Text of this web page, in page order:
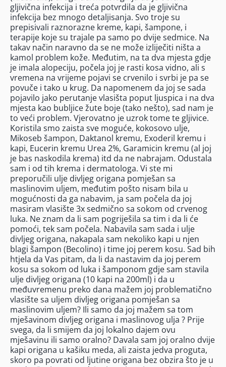
gljivična infekcija i treća potvrdila da je gljivična
infekcija bez mnogo detaljisanja. Svo troje su
prepisivali raznorazne kreme, kapi, šampone, i
terapije koje su trajale pa samo po dvije sedmice. Na
takav način naravno da se ne može izliječiti ništa a
kamol problem kože. Međutim, na ta dva mjesta gdje
je imala alopeciju, počela joj je rasti kosa vidno, ali s
vremena na vrijeme pojavi se crvenilo i svrbi je pa se
povuče i tako u krug. Da napomenem da joj se sada
pojavilo jako perutanje vlasišta poput ljuspica i na dva
mjesta kao bubljice žute boje (tako nešto), sad nam je
to veći problem. Vjerovatno je uzrok tome te gljivice.
Koristila smo zaista sve moguće, kokosovo ulje,
Mikoseb šampon, Daktanol kremu, Exoderil kremu i
kapi, Eucerin kremu Urea 2%, Garamicin kremu (al joj
je bas naskodila krema) itd da ne nabrajam. Odustala
sam i od tih krema i dermatologa. Vi ste mi
preporučili ulje divljeg origana pomješan sa
maslinovim uljem, međutim pošto nisam bila u
mogućnosti da ga nabavim, ja sam počela da joj
masiram vlasište 3x sedmično sa sokom od crvenog
luka. Ne znam da li sam pogriješila sa tim i da li će
pomoći, tek sam počela. Nabavila sam sada i ulje
divljeg origana, nakapala sam nekoliko kapi u njen
blagi šampon (Becolino) i time joj perem kosu. Sad bih
htjela da Vas pitam, da li da nastavim da joj perem
kosu sa sokom od luka i šamponom gdje sam stavila
ulje divljeg origana (10 kapi na 200ml) i da u
međuvremenu preko dana mažem joj problematično
vlasište sa uljem divljeg origana pomješan sa
maslinovim uljem? Ili samo da joj mažem sa tom
mješavinom divljeg origana i maslinovog ulja ? Prije
svega, da li smijem da joj lokalno dajem ovu
mješavinu ili samo oralno? Davala sam joj oralno dvije
kapi origana u kašiku meda, ali zaista jedva proguta,
skoro pa povrati od ljutine origana bez obzira što je u